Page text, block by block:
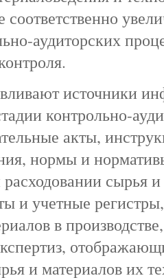
аудиторских
источники
контрольно-
акты,
нормы и
сырья
и учетные
в
и материалов их